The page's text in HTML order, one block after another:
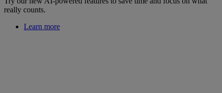
really counts.
Learn more